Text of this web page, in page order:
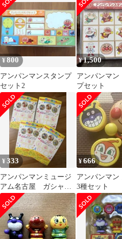
¥800
アンパンマンスタンプ
セット2
¥1,500
アンパンマ
プセット
¥333
アンパンマンミュージ
アム名古屋 ガシャポ
ン台紙
¥666
アンパンマン
3種セット